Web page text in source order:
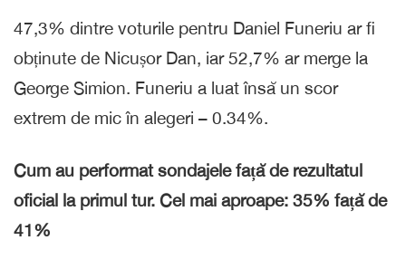
47,3% dintre voturile pentru Daniel Funeriu ar fi
obținute de Nicușor Dan, iar 52,7% ar merge la
George Simion. Funeriu a luat însă un scor
extrem de mic în alegeri – 0.34%.
Cum au performat sondajele față de rezultatul
oficial la primul tur. Cel mai aproape: 35% față de
41%